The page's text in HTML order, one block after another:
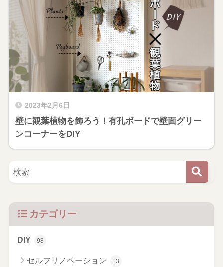
2023年2月6日
壁に観葉植物を飾ろう！有孔ボードで壁面グリー
ンコーナーをDIY
カテゴリー
DIY 98
セルフリノベーション 13